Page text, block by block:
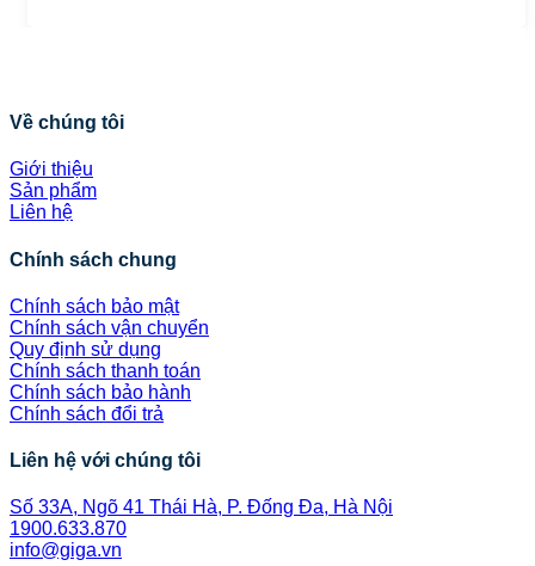
Về chúng tôi
Giới thiệu
Sản phẩm
Liên hệ
Chính sách chung
Chính sách bảo mật
Chính sách vận chuyển
Quy định sử dụng
Chính sách thanh toán
Chính sách bảo hành
Chính sách đổi trả
Liên hệ với chúng tôi
Số 33A, Ngõ 41 Thái Hà, P. Đống Đa, Hà Nội
1900.633.870
info@giga.vn